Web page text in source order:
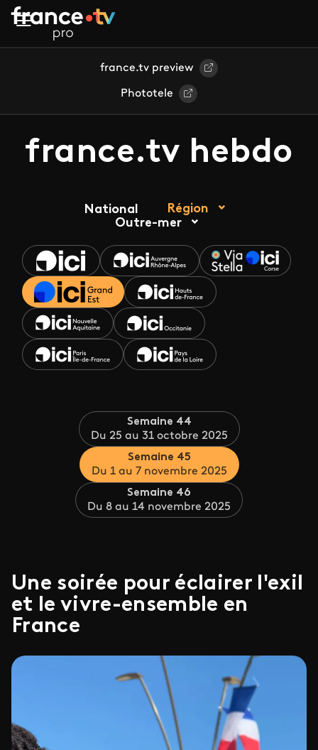
Aller au contenu principal
france.tv preview
Phototele
france.tv hebdo
National
Région
Outre-mer
Semaine 44
Du 25 au 31 octobre 2025
Semaine 45
Du 1 au 7 novembre 2025
Semaine 46
Du 8 au 14 novembre 2025
Une soirée pour éclairer l'exil
et le vivre-ensemble en
France